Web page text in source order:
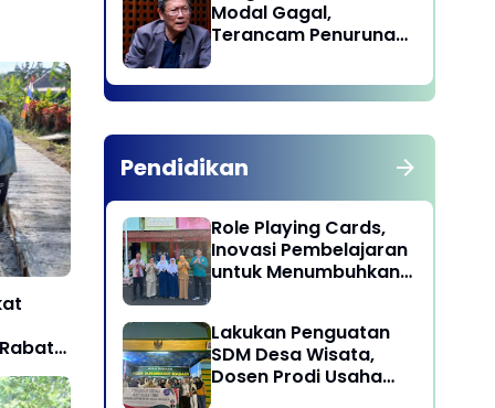
Modal Gagal,
Terancam Penurunan
Pendidikan
Role Playing Cards,
Inovasi Pembelajaran
untuk Menumbuhkan
Lakukan Penguatan
SDM Desa Wisata,
Dosen Prodi Usaha